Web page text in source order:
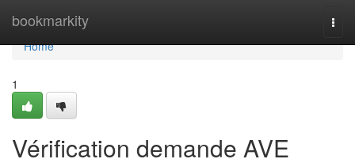
bookmarkity
Home
Home
1
Vérification demande AVE